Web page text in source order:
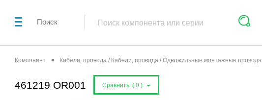
Поиск
Компонент Кабели, провода / Кабели, провода / Одножильные монтажные провода
461219 OR001 Сравнить ( 0 )